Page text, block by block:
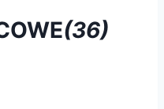
(36)